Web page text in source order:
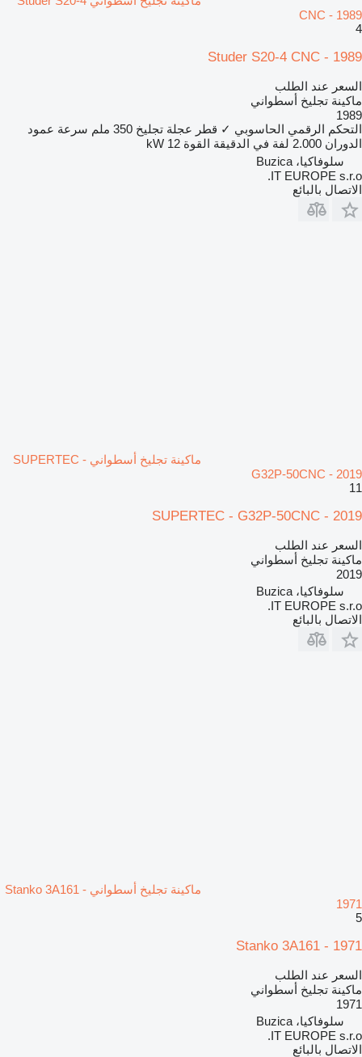
CNC - 1989
4
Studer S20-4 CNC - 1989
السعر عند الطلب
ماكينة تجليخ أسطواني
1989
التحكم الرقمي الحاسوبي ✓ قطر عجلة تجليخ 350 ملم
سرعة عمود
الدوران 2.000 لفة في الدقيقة القوة 12 kW
سلوفاكيا، Buzica
IT EUROPE s.r.o.
الاتصال بالبائع
ماكينة تجليخ أسطواني SUPERTEC -
G32P-50CNC - 2019
11
SUPERTEC - G32P-50CNC - 2019
السعر عند الطلب
ماكينة تجليخ أسطواني
2019
سلوفاكيا، Buzica
IT EUROPE s.r.o.
الاتصال بالبائع
ماكينة تجليخ أسطواني Stanko 3A161 -
1971
5
Stanko 3A161 - 1971
السعر عند الطلب
ماكينة تجليخ أسطواني
1971
سلوفاكيا، Buzica
IT EUROPE s.r.o.
الاتصال بالبائع